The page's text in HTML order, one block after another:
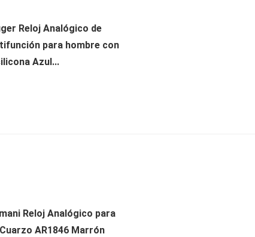
Reloj Analógico de
para hombre con
Azul...
Reloj Analógico para
AR1846 Marrón